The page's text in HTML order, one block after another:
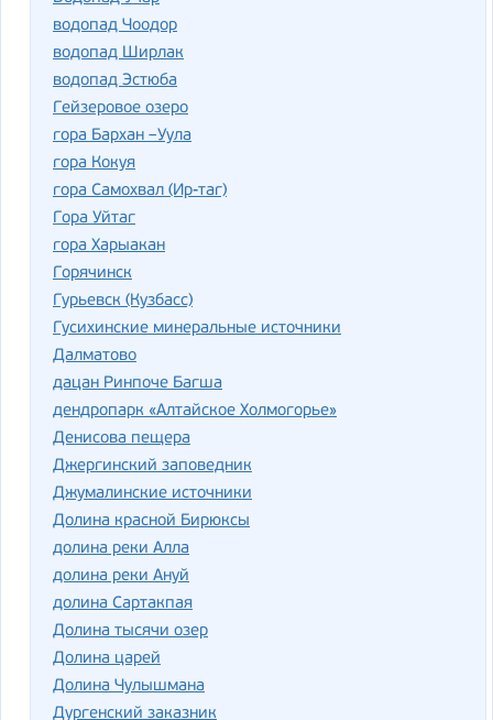
водопад Чоодор
водопад Ширлак
водопад Эстюба
Гейзеровое озеро
гора Бархан –Уула
гора Кокуя
гора Самохвал (Ир-таг)
Гора Уйтаг
гора Харыакан
Горячинск
Гурьевск (Кузбасс)
Гусихинские минеральные источники
Далматово
дацан Ринпоче Багша
дендропарк «Алтайское Холмогорье»
Денисова пещера
Джергинский заповедник
Джумалинские источники
Долина красной Бирюксы
долина реки Алла
долина реки Ануй
долина Сартакпая
Долина тысячи озер
Долина царей
Долина Чулышмана
Дургенский заказник